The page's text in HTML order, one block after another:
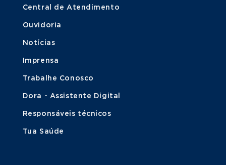
Central de Atendimento
Ouvidoria
Notícias
Imprensa
Trabalhe Conosco
Dora - Assistente Digital
Responsáveis técnicos
Tua Saúde